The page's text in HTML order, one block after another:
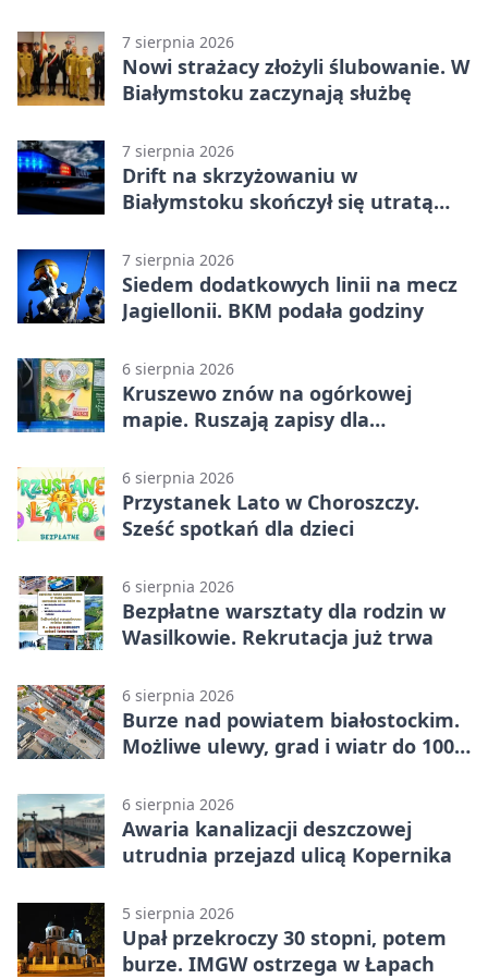
7 sierpnia 2026
Nowi strażacy złożyli ślubowanie. W
Białymstoku zaczynają służbę
7 sierpnia 2026
Drift na skrzyżowaniu w
Białymstoku skończył się utratą
7 sierpnia 2026
Siedem dodatkowych linii na mecz
Jagiellonii. BKM podała godziny
6 sierpnia 2026
Kruszewo znów na ogórkowej
mapie. Ruszają zapisy dla
6 sierpnia 2026
Przystanek Lato w Choroszczy.
Sześć spotkań dla dzieci
6 sierpnia 2026
Bezpłatne warsztaty dla rodzin w
Wasilkowie. Rekrutacja już trwa
6 sierpnia 2026
Burze nad powiatem białostockim.
Możliwe ulewy, grad i wiatr do 100
6 sierpnia 2026
Awaria kanalizacji deszczowej
utrudnia przejazd ulicą Kopernika
5 sierpnia 2026
Upał przekroczy 30 stopni, potem
burze. IMGW ostrzega w Łapach